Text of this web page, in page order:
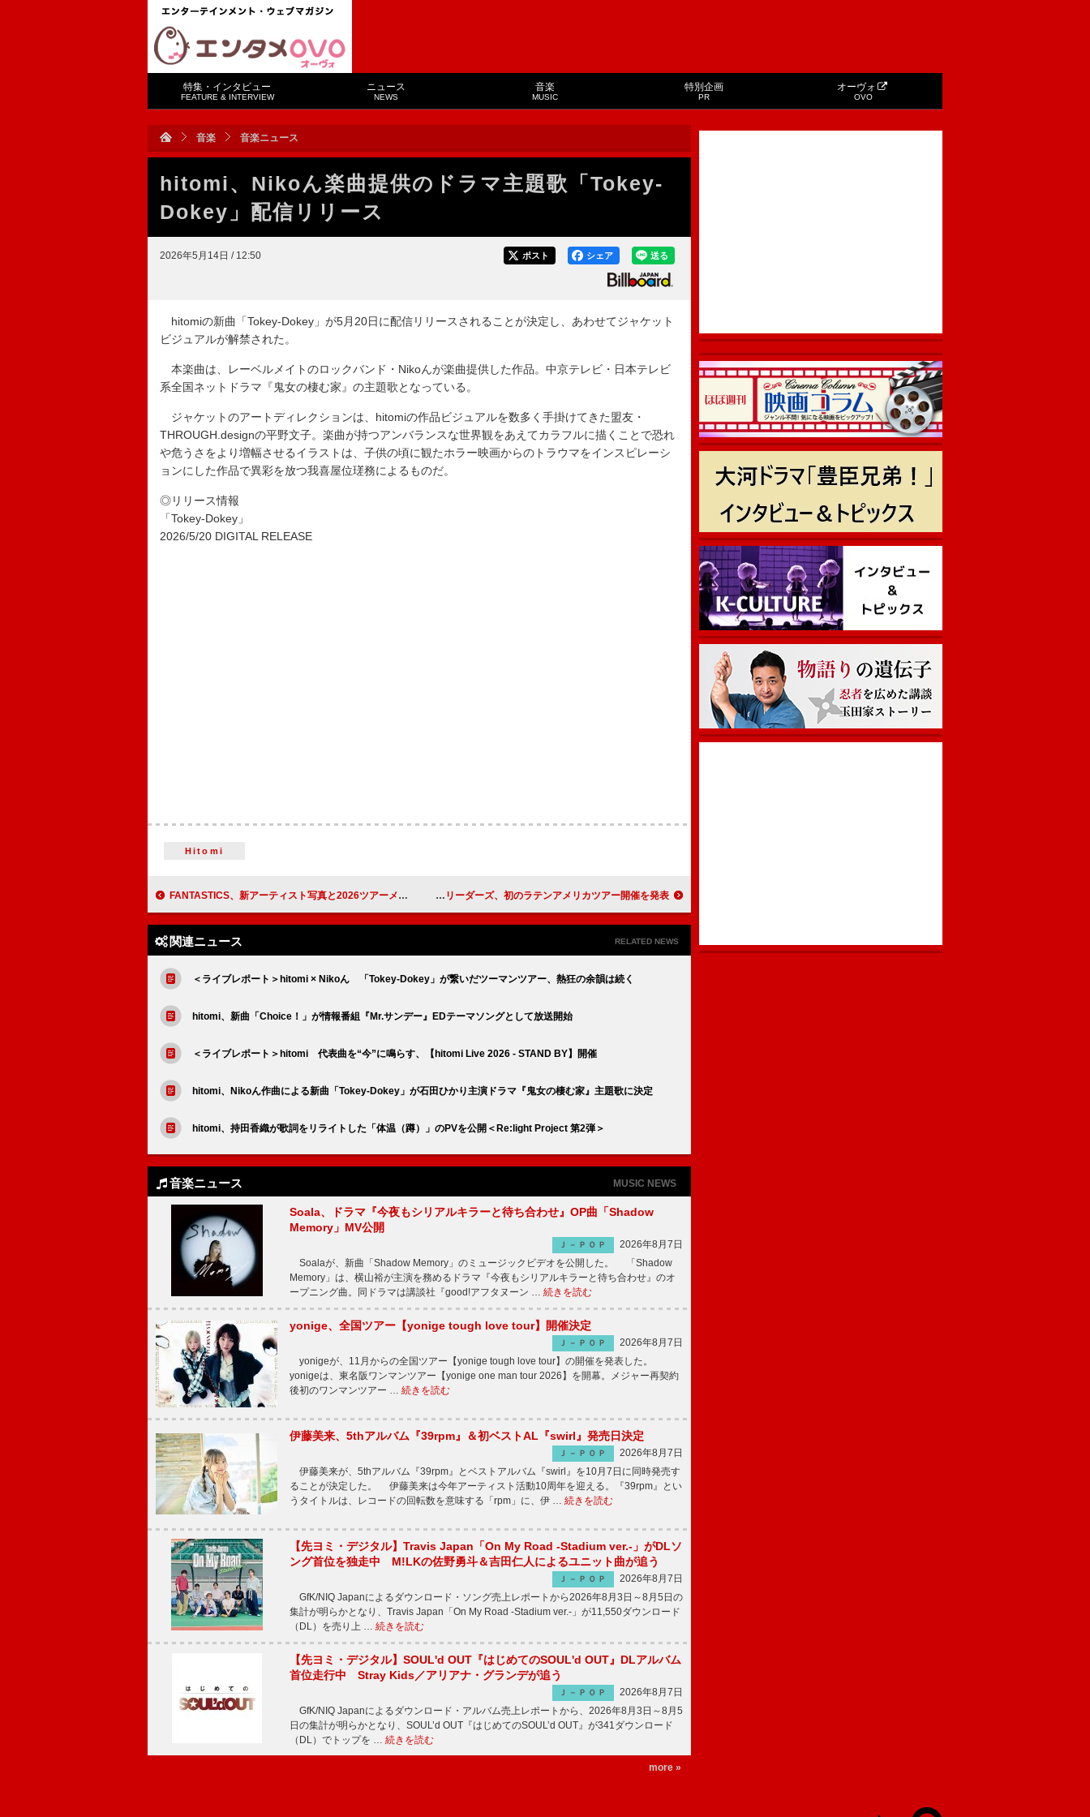
特集・インタビュー
FEATURE & INTERVIEW
ニュース
NEWS
音楽
MUSIC
特別企画
PR
オーヴォ
OVO
音楽 音楽ニュース
hitomi、Nikoん楽曲提供のドラマ主題歌「Tokey-
Dokey」配信リリース
2026年5月14日 / 12:50 送る
シェア
ポスト
hitomiの新曲「Tokey-Dokey」が5月20日に配信リリースされることが決定し、あわせてジャケット
ビジュアルが解禁された。
本楽曲は、レーベルメイトのロックバンド・Nikoんが楽曲提供した作品。中京テレビ・日本テレビ
系全国ネットドラマ『鬼女の棲む家』の主題歌となっている。
ジャケットのアートディレクションは、hitomiの作品ビジュアルを数多く手掛けてきた盟友・
THROUGH.designの平野文子。楽曲が持つアンバランスな世界観をあえてカラフルに描くことで恐れ
や危うさをより増幅させるイラストは、子供の頃に観たホラー映画からのトラウマをインスピレーシ
ョンにした作品で異彩を放つ我喜屋位瑳務によるものだ。
◎リリース情報
「Tokey-Dokey」
2026/5/20 DIGITAL RELEASE
Hitomi
FANTASTICS、新アーティスト写真と2026ツアーメインビジュアル公開 新しい学校のリーダーズ、初のラテンアメリカツアー開催を発表
関連ニュース RELATED NEWS
＜ライブレポート＞hitomi × Nikoん 「Tokey-Dokey」が繋いだツーマンツアー、熱狂の余韻は続く
hitomi、新曲「Choice！」が情報番組『Mr.サンデー』EDテーマソングとして放送開始
＜ライブレポート＞hitomi 代表曲を“今”に鳴らす、【hitomi Live 2026 - STAND BY】開催
hitomi、Nikoん作曲による新曲「Tokey-Dokey」が石田ひかり主演ドラマ『鬼女の棲む家』主題歌に決定
hitomi、持田香織が歌詞をリライトした「体温（蹲）」のPVを公開＜Re:light Project 第2弾＞
音楽ニュース MUSIC NEWS
Soala、ドラマ『今夜もシリアルキラーと待ち合わせ』OP曲「Shadow
Memory」MV公開
Ｊ－ＰＯＰ
2026年8月7日
Soalaが、新曲「Shadow Memory」のミュージックビデオを公開した。 「Shadow
Memory」は、横山裕が主演を務めるドラマ『今夜もシリアルキラーと待ち合わせ』のオ
ープニング曲。同ドラマは講談社『good!アフタヌーン … 続きを読む
yonige、全国ツアー【yonige tough love tour】開催決定
Ｊ－ＰＯＰ
2026年8月7日
yonigeが、11月からの全国ツアー【yonige tough love tour】の開催を発表した。
yonigeは、東名阪ワンマンツアー【yonige one man tour 2026】を開幕。メジャー再契約
後初のワンマンツアー … 続きを読む
伊藤美来、5thアルバム『39rpm』＆初ベストAL『swirl』発売日決定
Ｊ－ＰＯＰ
2026年8月7日
伊藤美来が、5thアルバム『39rpm』とベストアルバム『swirl』を10月7日に同時発売す
ることが決定した。 伊藤美来は今年アーティスト活動10周年を迎える。『39rpm』とい
うタイトルは、レコードの回転数を意味する「rpm」に、伊 … 続きを読む
【先ヨミ・デジタル】Travis Japan「On My Road -Stadium ver.-」がDLソ
ング首位を独走中 M!LKの佐野勇斗＆吉田仁人によるユニット曲が追う
Ｊ－ＰＯＰ
2026年8月7日
GfK/NIQ Japanによるダウンロード・ソング売上レポートから2026年8月3日～8月5日の
集計が明らかとなり、Travis Japan「On My Road -Stadium ver.-」が11,550ダウンロード
（DL）を売り上 … 続きを読む
【先ヨミ・デジタル】SOUL'd OUT『はじめてのSOUL'd OUT』DLアルバム
首位走行中 Stray Kids／アリアナ・グランデが追う
Ｊ－ＰＯＰ
2026年8月7日
GfK/NIQ Japanによるダウンロード・アルバム売上レポートから、2026年8月3日～8月5
日の集計が明らかとなり、SOUL’d OUT『はじめてのSOUL’d OUT』が341ダウンロード
（DL）でトップを … 続きを読む
more »